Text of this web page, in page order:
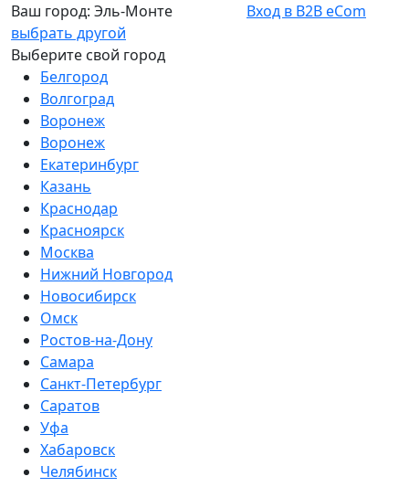
Ваш город: Эль-Монте
выбрать другой
Выберите свой город
Белгород
Волгоград
Воронеж
Воронеж
Екатеринбург
Казань
Краснодар
Красноярск
Москва
Нижний Новгород
Новосибирск
Омск
Ростов-на-Дону
Самара
Санкт-Петербург
Саратов
Уфа
Хабаровск
Челябинск
Вход в B2B eCom